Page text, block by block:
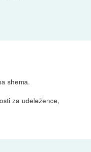
shema.
za udeležence,